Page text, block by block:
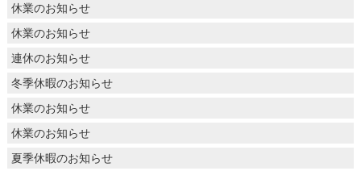
休業のお知らせ
休業のお知らせ
連休のお知らせ
冬季休暇のお知らせ
休業のお知らせ
休業のお知らせ
夏季休暇のお知らせ